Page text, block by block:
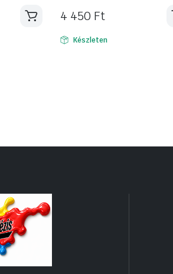
4 450 Ft
Készleten